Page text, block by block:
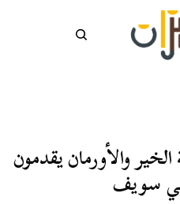
والأورمان يقدمون
سويف